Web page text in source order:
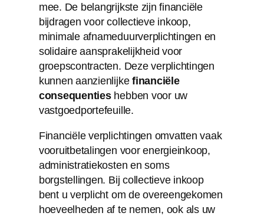
mee. De belangrijkste zijn financiële
bijdragen voor collectieve inkoop,
minimale afnameduurverplichtingen en
solidaire aansprakelijkheid voor
groepscontracten. Deze verplichtingen
kunnen aanzienlijkefinanciële
consequentieshebben voor uw
vastgoedportefeuille.
Financiële verplichtingen omvatten vaak
vooruitbetalingen voor energieinkoop,
administratiekosten en soms
borgstellingen. Bij collectieve inkoop
bent u verplicht om de overeengekomen
hoeveelheden af te nemen, ook als uw